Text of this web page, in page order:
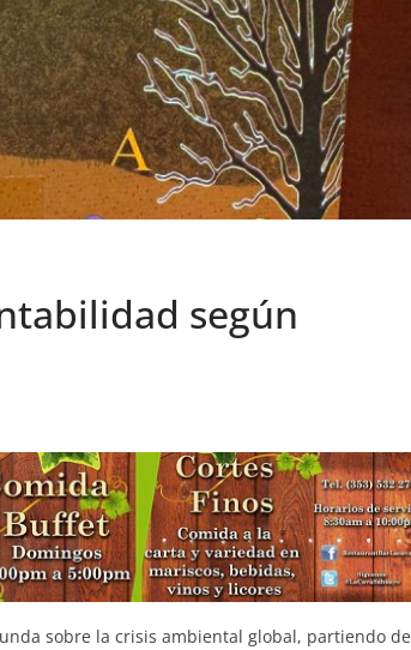
según
sobre la crisis ambiental global, partiendo de